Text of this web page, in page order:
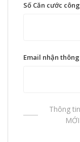
Số Căn cước
Email nhận
Thông